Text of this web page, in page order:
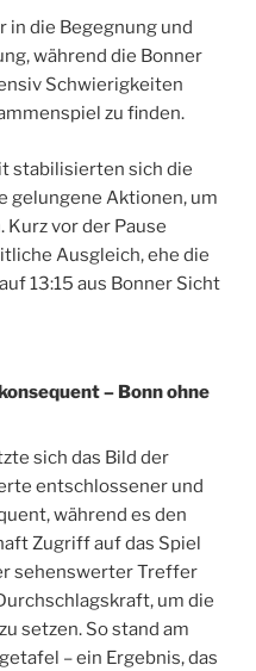
die Begegnung und
während die Bonner
Schwierigkeiten
zu finden.
stabilisierten sich die
gelungene Aktionen, um
Kurz vor der Pause
Ausgleich, ehe die
13:15 aus Bonner Sicht
– Bonn ohne
sich das Bild der
entschlossener und
während es den
Zugriff auf das Spiel
sehenswerter Treffer
um die
setzen. So stand am
– ein Ergebnis, das